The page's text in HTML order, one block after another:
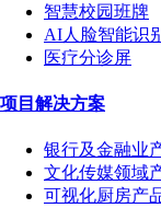
智慧校园班牌
AI人脸智能识
医疗分诊屏
项目解决方案
银行及金融业
文化传媒领域
可视化厨房产